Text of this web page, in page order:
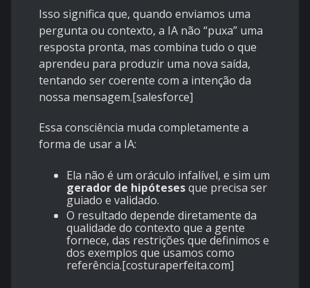
Isso significa que, quando enviamos uma
pergunta ou contexto, a IA não “puxa” uma
resposta pronta, mas combina tudo o que
aprendeu para produzir uma nova saída,
tentando ser coerente com a intenção da
nossa mensagem.[salesforce]
Essa consciência muda completamente a
forma de usar a IA:
Ela não é um oráculo infalível, e sim um
gerador de hipótesesque precisa ser
guiado e validado.
O resultado depende diretamente da
qualidade do contexto que a gente
fornece, das restrições que definimos e
dos exemplos que usamos como
referência.[costuraperfeita.com]